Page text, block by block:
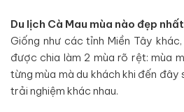
Du lịch Cà Mau mùa nào đẹp
Giống như các tỉnh Miền Tây
được chia làm 2 mùa rõ rệt: mùa
từng mùa mà du khách khi đến
trải nghiệm khác nhau.